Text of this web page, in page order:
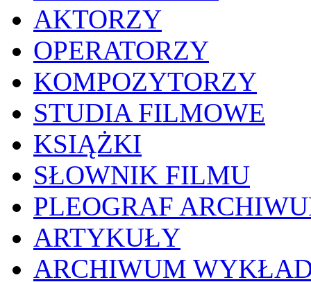
AKTORZY
OPERATORZY
KOMPOZYTORZY
STUDIA FILMOWE
KSIĄŻKI
SŁOWNIK FILMU
PLEOGRAF
ARTYKUŁY
ARCHIWUM